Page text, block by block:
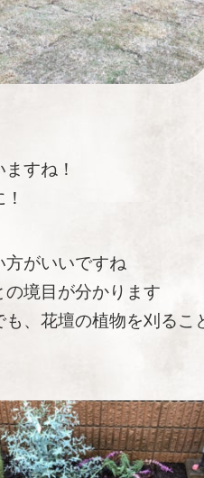
すね！
方がいいですね
境目が分かります
も、花壇の植物を刈るこ